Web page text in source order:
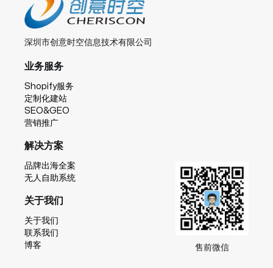
深圳市创意时空信息技术有限公司
业务服务
Shopify服务
定制化建站
SEO&GEO
营销推广
解决方案
品牌出海全案
无人自助系统
关于我们
关于我们
联系我们
博客
售前微信